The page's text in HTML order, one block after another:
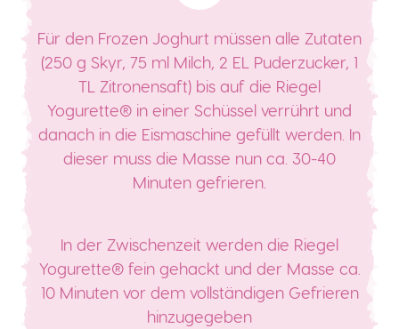
Für den Frozen Joghurt müssen alle Zutaten
(250 g Skyr, 75 ml Milch, 2 EL Puderzucker, 1
TL Zitronensaft) bis auf die Riegel
Yogurette® in einer Schüssel verrührt und
danach in die Eismaschine gefüllt werden. In
dieser muss die Masse nun ca. 30-40
Minuten gefrieren.
In der Zwischenzeit werden die Riegel
Yogurette® fein gehackt und der Masse ca.
10 Minuten vor dem vollständigen Gefrieren
hinzugegeben